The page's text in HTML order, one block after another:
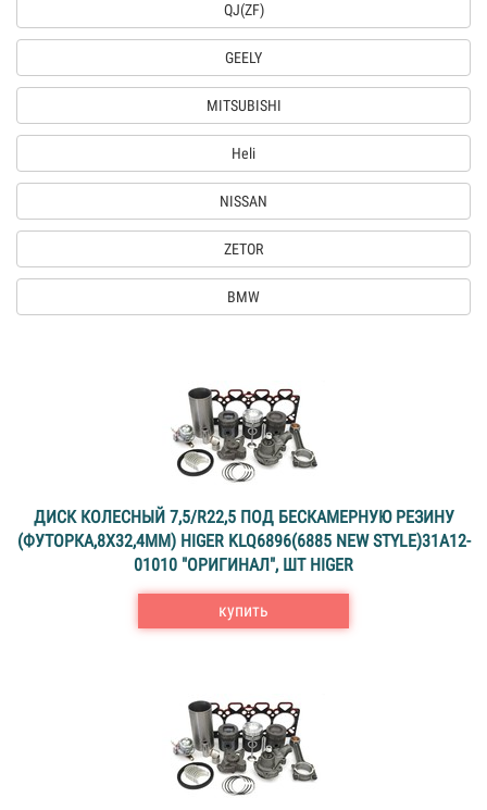
QJ(ZF)
GEELY
MITSUBISHI
Heli
NISSAN
ZETOR
BMW
ДИСК КОЛЕСНЫЙ 7,5/R22,5 ПОД БЕСКАМЕРНУЮ РЕЗИНУ
(ФУТОРКА,8X32,4ММ) HIGER KLQ6896(6885 NEW STYLE)31А12-
01010 "ОРИГИНАЛ", ШТ HIGER
купить